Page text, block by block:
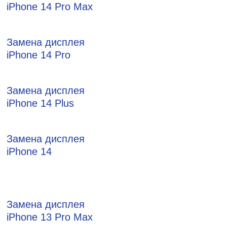
iPhone 14 Pro Max
Замена дисплея
iPhone 14 Pro
Замена дисплея
iPhone 14 Plus
Замена дисплея
iPhone 14
Замена дисплея
iPhone 13 Pro Max